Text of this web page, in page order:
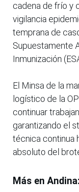
cadena de frío y
vigilancia
temprana de
Supuestamente
Inmunización
El Minsa de la
logístico de la
continuar
garantizando el
técnica continua
absoluto del
Más en Andina: